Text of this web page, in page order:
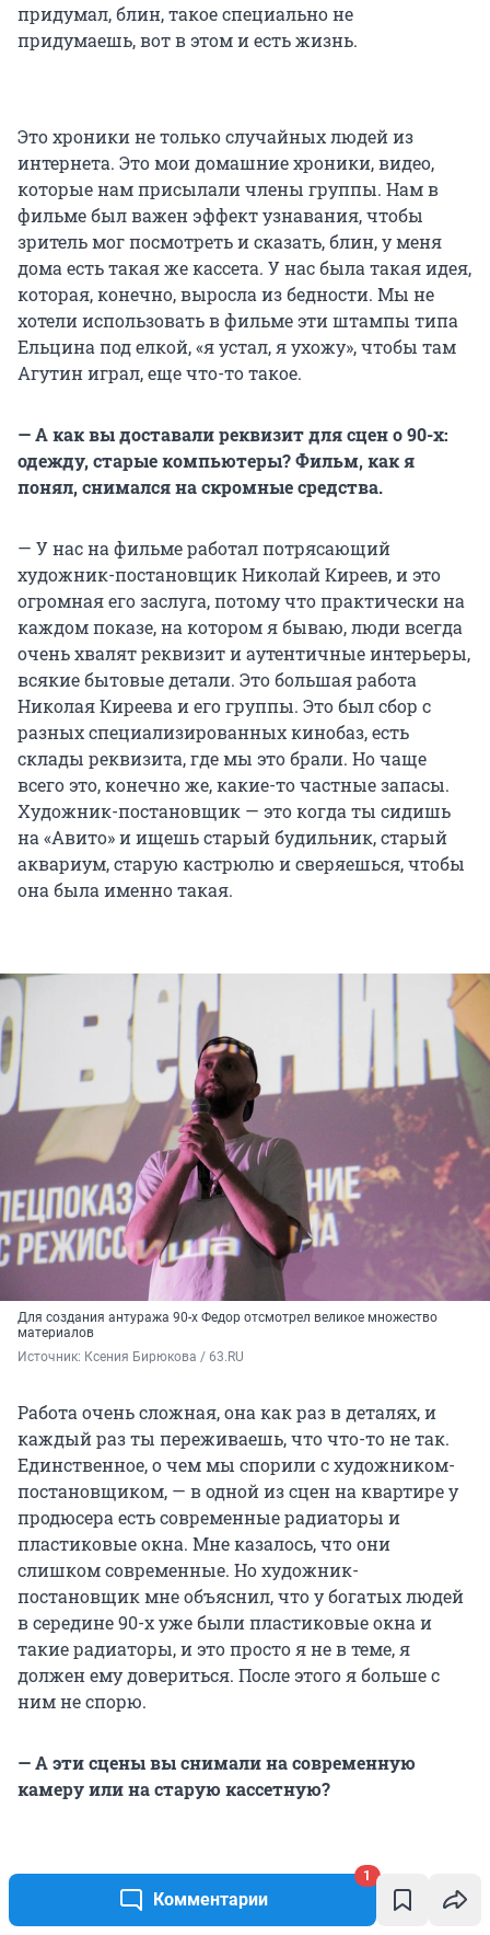
Комментарии
1
придумал, блин, такое специально не
придумаешь, вот в этом и есть жизнь.
Это хроники не только случайных людей из
интернета. Это мои домашние хроники, видео,
которые нам присылали члены группы. Нам в
фильме был важен эффект узнавания, чтобы
зритель мог посмотреть и сказать, блин, у меня
дома есть такая же кассета. У нас была такая идея,
которая, конечно, выросла из бедности. Мы не
хотели использовать в фильме эти штампы типа
Ельцина под елкой, «я устал, я ухожу», чтобы там
Агутин играл, еще что-то такое.
— А как вы доставали реквизит для сцен о 90-х:
одежду, старые компьютеры? Фильм, как я
понял, снимался на скромные средства.
— У нас на фильме работал потрясающий
художник-постановщик Николай Киреев, и это
огромная его заслуга, потому что практически на
каждом показе, на котором я бываю, люди всегда
очень хвалят реквизит и аутентичные интерьеры,
всякие бытовые детали. Это большая работа
Николая Киреева и его группы. Это был сбор с
разных специализированных кинобаз, есть
склады реквизита, где мы это брали. Но чаще
всего это, конечно же, какие-то частные запасы.
Художник-постановщик — это когда ты сидишь
на «Авито» и ищешь старый будильник, старый
аквариум, старую кастрюлю и сверяешься, чтобы
она была именно такая.
Для создания антуража 90-х Федор отсмотрел великое множество
материалов
Источник: Ксения Бирюкова / 63.RU
Работа очень сложная, она как раз в деталях, и
каждый раз ты переживаешь, что что-то не так.
Единственное, о чем мы спорили с художником-
постановщиком, — в одной из сцен на квартире у
продюсера есть современные радиаторы и
пластиковые окна. Мне казалось, что они
слишком современные. Но художник-
постановщик мне объяснил, что у богатых людей
в середине 90-х уже были пластиковые окна и
такие радиаторы, и это просто я не в теме, я
должен ему довериться. После этого я больше с
ним не спорю.
— А эти сцены вы снимали на современную
камеру или на старую кассетную?
— Мы снимали на обычную цифровую
кинокамеру, потом делали «дипфейк», а потом мы